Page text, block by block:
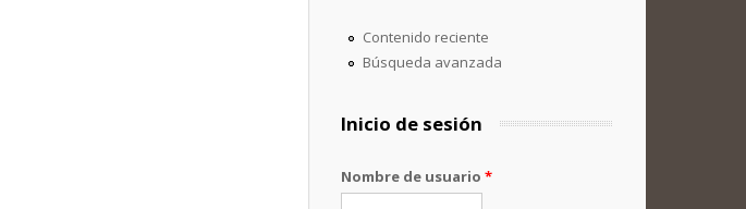
Contenido reciente
Búsqueda avanzada
Inicio de sesión
Nombre de usuario *